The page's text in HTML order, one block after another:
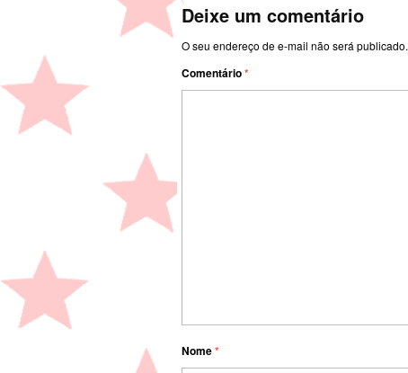
Deixe um comentário
O seu endereço de e-mail não será publicado.
Comentário*
Nome*